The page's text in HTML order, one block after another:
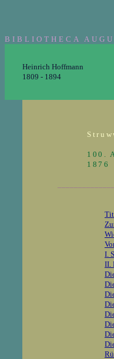
BIBLIOTHECA
Heinrich Hoffmann
1809 - 1894
100.
1876
I.
II.